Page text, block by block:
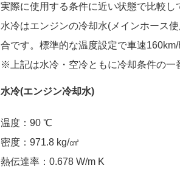
実際に使用する条件に近い状態で比較し
水冷はエンジンの冷却水(メインホース
合です。標準的な温度設定で車速160km/
※上記は水冷・空冷ともに冷却条件の一
水冷(エンジン冷却水)
温度：90 ℃
密度：971.8 kg/㎤
熱伝達率：0.678 W/m K